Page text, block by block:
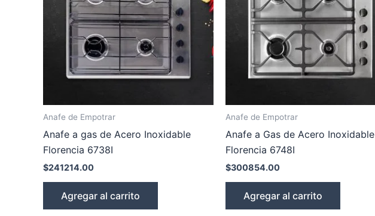
Anafe de Empotrar
Anafe a gas de Acero Inoxidable
Florencia 6738I
$241214.00
Agregar al carrito
Anafe de Empotrar
Anafe a Gas de Acero Inoxidable
Florencia 6748I
$300854.00
Agregar al carrito